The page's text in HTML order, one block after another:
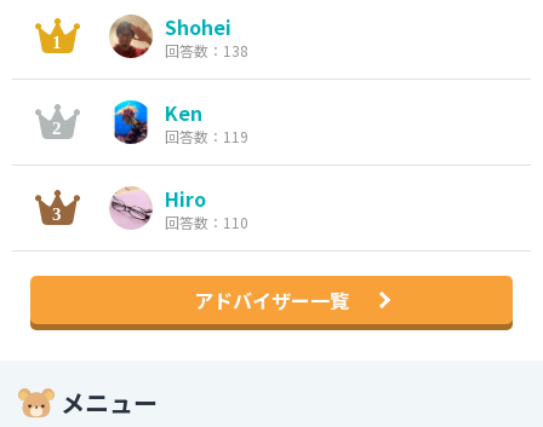
Shohei
回答数：138
Ken
回答数：119
Hiro
回答数：110
アドバイザー一覧
メニュー